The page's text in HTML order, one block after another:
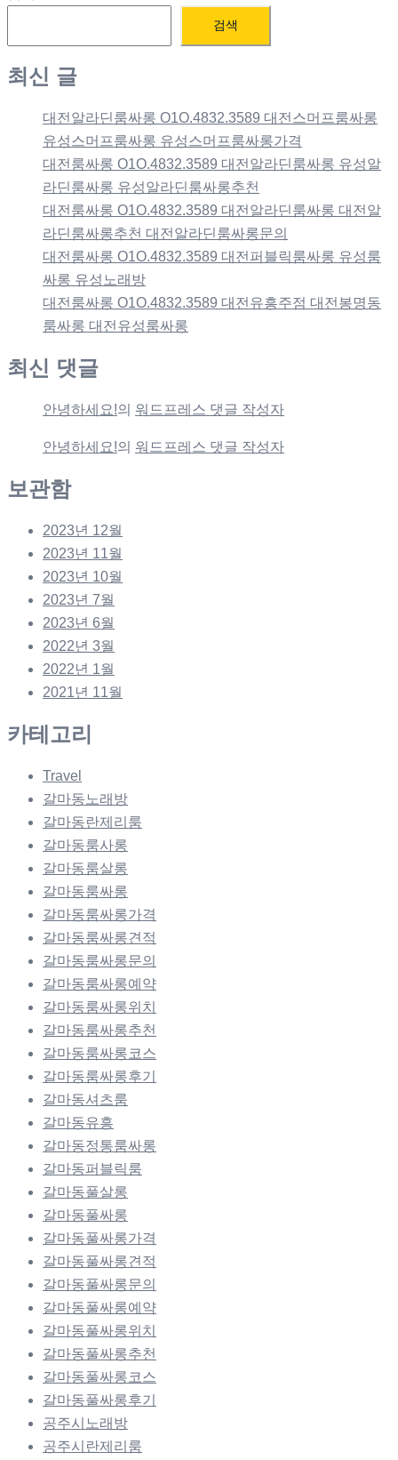
검색
최신 글
대전알라딘룸싸롱 O1O.4832.3589 대전스머프룸싸롱
유성스머프룸싸롱 유성스머프룸싸롱가격
대전룸싸롱 O1O.4832.3589 대전알라딘룸싸롱 유성알
라딘룸싸롱 유성알라딘룸싸롱추천
대전룸싸롱 O1O.4832.3589 대전알라딘룸싸롱 대전알
라딘룸싸롱추천 대전알라딘룸싸롱문의
대전룸싸롱 O1O.4832.3589 대전퍼블릭룸싸롱 유성룸
싸롱 유성노래방
대전룸싸롱 O1O.4832.3589 대전유흥주점 대전봉명동
룸싸롱 대전유성룸싸롱
최신 댓글
안녕하세요!의 워드프레스 댓글 작성자
안녕하세요!의 워드프레스 댓글 작성자
보관함
2023년 12월
2023년 11월
2023년 10월
2023년 7월
2023년 6월
2022년 3월
2022년 1월
2021년 11월
카테고리
Travel
갈마동노래방
갈마동란제리룸
갈마동룸사롱
갈마동룸살롱
갈마동룸싸롱
갈마동룸싸롱가격
갈마동룸싸롱견적
갈마동룸싸롱문의
갈마동룸싸롱예약
갈마동룸싸롱위치
갈마동룸싸롱추천
갈마동룸싸롱코스
갈마동룸싸롱후기
갈마동셔츠룸
갈마동유흥
갈마동정통룸싸롱
갈마동퍼블릭룸
갈마동풀살롱
갈마동풀싸롱
갈마동풀싸롱가격
갈마동풀싸롱견적
갈마동풀싸롱문의
갈마동풀싸롱예약
갈마동풀싸롱위치
갈마동풀싸롱추천
갈마동풀싸롱코스
갈마동풀싸롱후기
공주시노래방
공주시란제리룸